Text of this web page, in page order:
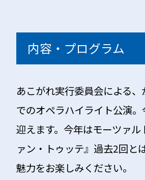
内容・プログラム
あこがれ実行委員会による
でのオペラハイライト公演
迎えます。今年はモーツァル
ァン・トゥッテ』過去2回と
魅力をお楽しみください。